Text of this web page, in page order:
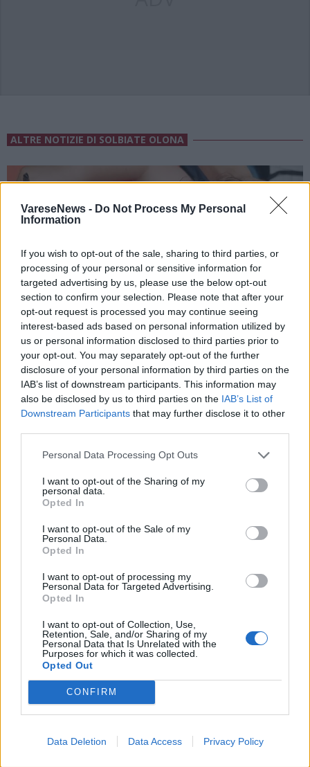
VareseNews - Do Not Process My Personal
Information
If you wish to opt-out of the sale, sharing to third parties, or
processing of your personal or sensitive information for
targeted advertising by us, please use the below opt-out
section to confirm your selection. Please note that after your
opt-out request is processed you may continue seeing
interest-based ads based on personal information utilized by
us or personal information disclosed to third parties prior to
your opt-out. You may separately opt-out of the further
disclosure of your personal information by third parties on the
IAB’s list of downstream participants. This information may
also be disclosed by us to third parties on the IAB’s List of
Downstream Participants that may further disclose it to other
Personal Data Processing Opt Outs
I want to opt-out of the Sharing of my
personal data.
Opted In
I want to opt-out of the Sale of my
Personal Data.
Opted In
I want to opt-out of processing my
Personal Data for Targeted Advertising.
Opted In
I want to opt-out of Collection, Use,
Retention, Sale, and/or Sharing of my
Personal Data that Is Unrelated with the
Purposes for which it was collected.
Opted Out
CONFIRM
Data Deletion Data Access Privacy Policy
ALTRE NOTIZIE DI SOLBIATE OLONA
SOLBIATE OLONA
Pace, libertà e democrazia: le parole
BUSTO ARSIZIO